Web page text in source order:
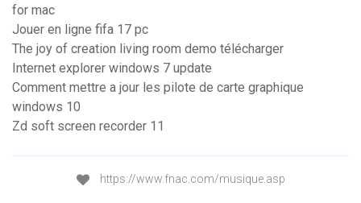
for mac
Jouer en ligne fifa 17 pc
The joy of creation living room demo télécharger
Internet explorer windows 7 update
Comment mettre a jour les pilote de carte graphique
windows 10
Zd soft screen recorder 11
https://www.fnac.com/musique.asp